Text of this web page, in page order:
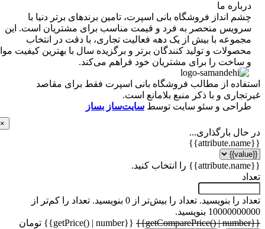
ما
انداز فروشگاه‌ بانی اسپرت، تامین برندهای برتر دنیا با
منحصر به فرد و قیمت مناسب برای مشتریان است. این
با بیش از یک دهه فعالیت تجاری، با دقت در انتخاب
و تولید کنندگان برتر و برگزیده سال با بهترین کیفیت مواد
را برای مشتریان خود فراهم می‌کند.
از مطالب فروشگاه بانی اسپرت فقط برای مقاصد
و با ذکر منبع بلامانع است.
و سئو سایت توسطسایت‌ساز بساز
بارگذاری...
را بنویسید.تعداد را بیش‌تر از 0 بنویسید.
تعداد را کم‌تر از
بنویسید.
{{getPrice() | number}} تومان